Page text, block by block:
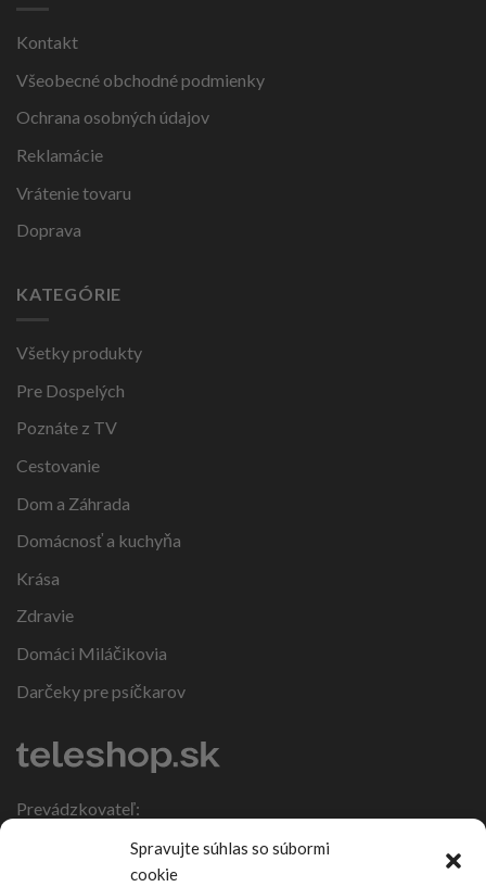
Spravujte súhlas so súbormi
cookie
Kontakt
Všeobecné obchodné podmienky
Ochrana osobných údajov
Reklamácie
Vrátenie tovaru
Doprava
KATEGÓRIE
Všetky produkty
Pre Dospelých
Poznáte z TV
Cestovanie
Dom a Záhrada
Domácnosť a kuchyňa
Krása
Zdravie
Domáci Miláčikovia
Darčeky pre psíčkarov
Prevádzkovateľ:
DIČ: 1086270988